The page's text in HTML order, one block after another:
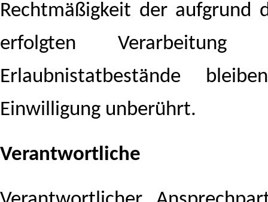
Rechtmäßigkeit der aufgrund
erfolgten
Erlaubnistatbestände
Einwilligung unberührt.
Verantwortliche